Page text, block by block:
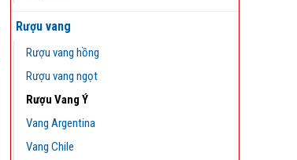
Rượu vang
Rượu vang hồng
Rượu vang ngọt
Rượu Vang Ý
Vang Argentina
Vang Chile